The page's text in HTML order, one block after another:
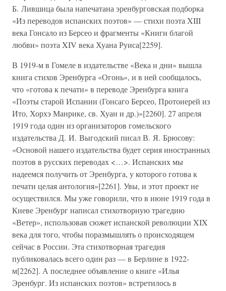
Б. Лившица была напечатана эренбурговская подборка
«Из переводов испанских поэтов» — стихи поэта XIII
века Гонсало из Берсео и фрагменты «Книги благой
любви» поэта XIV века Хуана Руиса[2259].
В 1919-м в Гомеле в издательстве «Века и дни» вышла
книга стихов Эренбурга «Огонь», и в ней сообщалось,
что «готова к печати» в переводе Эренбурга книга
«Поэты старой Испании (Гонсаго Берсео, Протоиерей из
Ито, Хорхэ Манрике, св. Хуан и др.)»[2260]. 27 апреля
1919 года один из организаторов гомельского
издательства Д. И. Выгодский писал В. Я. Брюсову:
«Основой нашего издательства будет серия иностранных
поэтов в русских переводах <…>. Испанских мы
надеемся получить от Эренбурга, у которого готова к
печати целая антология»[2261]. Увы, и этот проект не
осуществился. Мы уже говорили, что в июне 1919 года в
Киеве Эренбург написал стихотворную трагедию
«Ветер», использовав сюжет испанской революции XIX
века для того, чтобы поразмышлять о происходящем
сейчас в России. Эта стихотворная трагедия
публиковалась всего один раз — в Берлине в 1922-
м[2262]. А последнее объявление о книге «Илья
Эренбург. Из испанских поэтов» встретилось в